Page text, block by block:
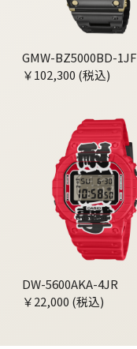
GMW-BZ5000BD-1JF
￥102,300 (税込)
DW-5600AKA-4JR
￥22,000 (税込)